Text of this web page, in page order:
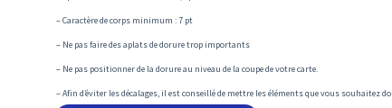
– Caractère de corps minimum : 7 pt
– Ne pas faire des aplats de dorure trop importants
– Ne pas positionner de la dorure au niveau de la coupe de votre carte.
– Afin d’éviter les décalages, il est conseillé de mettre les éléments que vous